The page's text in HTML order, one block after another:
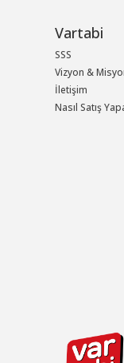
Vartabi
SSS
Vizyon &
İletişim
Nasıl Satış